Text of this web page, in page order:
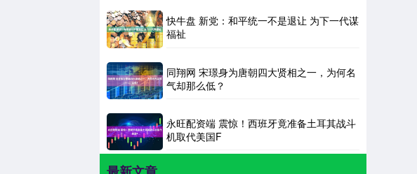
快牛盘 新党：和平统一不是退让 为下一代谋
福祉
同翔网 宋璟身为唐朝四大贤相之一，为何名
气却那么低？
永旺配资端 震惊！西班牙竟准备土耳其战斗
机取代美国F